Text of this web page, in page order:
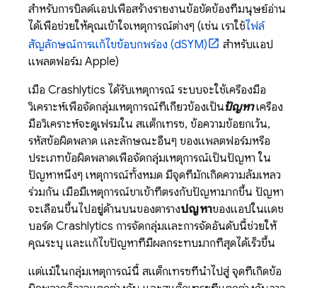
สำหรับการบิลด์แอปเพื่อสร้างรายงานข้อขัดข้องที่มนุษย์อ่าน
ได้เพื่อช่วยให้คุณเข้าใจเหตุการณ์ต่างๆ (เช่น เราใช้ไฟล์
สัญลักษณ์การแก้ไขข้อบกพร่อง (dSYM)
สำหรับแอป
แพลตฟอร์ม Apple)
เมื่อ Crashlytics ได้รับเหตุการณ์ ระบบจะใช้เครื่องมือ
วิเคราะห์เพื่อจัดกลุ่มเหตุการณ์ที่เกี่ยวข้องเป็นปัญหาเครื่อง
มือวิเคราะห์จะดูเฟรมใน สแต็กเทรซ, ข้อความข้อยกเว้น,
รหัสข้อผิดพลาด และลักษณะอื่นๆ ของแพลตฟอร์มหรือ
ประเภทข้อผิดพลาดเพื่อจัดกลุ่มเหตุการณ์เป็นปัญหา ใน
ปัญหาหนึ่งๆ เหตุการณ์ทั้งหมด มีจุดที่มักเกิดความล้มเหลว
ร่วมกัน เมื่อมีเหตุการณ์ขาเข้าที่ตรงกับปัญหามากขึ้น ปัญหา
จะเลื่อนขึ้นไปอยู่ด้านบนของตารางปัญหาของแอปในแดช
บอร์ด Crashlytics การจัดกลุ่มและการจัดอันดับนี้ช่วยให้
คุณระบุ และแก้ไขปัญหาที่มีผลกระทบมากที่สุดได้เร็วขึ้น
แต่แม้ในกลุ่มเหตุการณ์นี้ สแต็กเทรซที่นำไปสู่ จุดที่เกิดข้อ